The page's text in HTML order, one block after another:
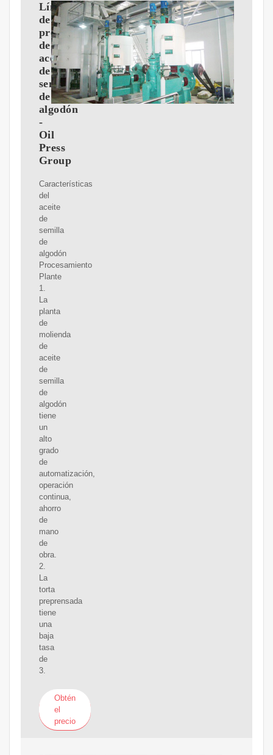
Línea
de
producción
de
aceite
de
semilla
de
algodón
-
Oil
Press
Group
Características
del
aceite
de
semilla
de
algodón
Procesamiento
Plante
1.
La
planta
de
molienda
de
aceite
de
semilla
de
algodón
tiene
un
alto
grado
de
automatización,
operación
continua,
ahorro
de
mano
de
obra.
2.
La
torta
preprensada
tiene
una
baja
tasa
de
3.
Obtén
el
precio